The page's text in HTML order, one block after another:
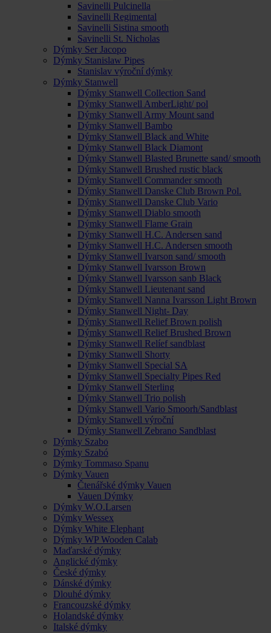
Savinelli Pulcinella
Savinelli Regimental
Savinelli Sistina smooth
Savinelli St. Nicholas
Dýmky Ser Jacopo
Dýmky Stanislaw Pipes
Stanislav výroční dýmky
Dýmky Stanwell
Dýmky Stanwell Collection Sand
Dýmky Stanwell AmberLight/ pol
Dýmky Stanwell Army Mount sand
Dýmky Stanwell Bambo
Dýmky Stanwell Black and White
Dýmky Stanwell Black Diamont
Dýmky Stanwell Blasted Brunette sand/ smooth
Dýmky Stanwell Brushed rustic black
Dýmky Stanwell Commander smooth
Dýmky Stanwell Danske Club Brown Pol.
Dýmky Stanwell Danske Club Vario
Dýmky Stanwell Diablo smooth
Dýmky Stanwell Flame Grain
Dýmky Stanwell H.C. Andersen sand
Dýmky Stanwell H.C. Andersen smooth
Dýmky Stanwell Ivarson sand/ smooth
Dýmky Stanwell Ivarsson Brown
Dýmky Stanwell Ivarsson sanb Black
Dýmky Stanwell Lieutenant sand
Dýmky Stanwell Nanna Ivarsson Light Brown
Dýmky Stanwell Night- Day
Dýmky Stanwell Relief Brown polish
Dýmky Stanwell Relief Brushed Brown
Dýmky Stanwell Relíef sandblast
Dýmky Stanwell Shorty
Dýmky Stanwell Special SA
Dýmky Stanwell Specialty Pipes Red
Dýmky Stanwell Sterling
Dýmky Stanwell Trio polish
Dýmky Stanwell Vario Smoorh/Sandblast
Dýmky Stanwell výroční
Dýmky Stanwell Zebrano Sandblast
Dýmky Szabo
Dýmky Szabó
Dýmky Tommaso Spanu
Dýmky Vauen
Čtenářské dýmky Vauen
Vauen Dýmky
Dýmky W.O.Larsen
Dýmky Wessex
Dýmky White Elephant
Dýmky WP Wooden Calab
Maďarské dýmky
Anglické dýmky
České dýmky
Dánské dýmky
Dlouhé dýmky
Francouzské dýmky
Holandské dýmky
Italské dýmky